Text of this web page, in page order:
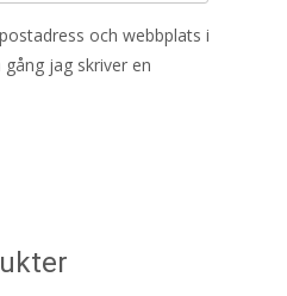
och webbplats i
jag skriver en